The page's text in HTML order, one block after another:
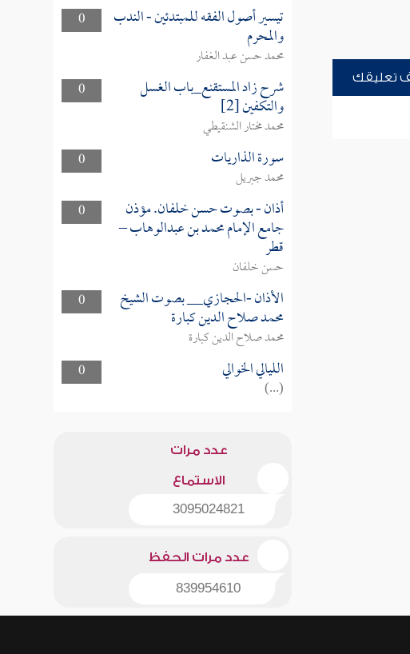
تعليقك
0
تيسير أصول الفقه للمبتدئين - الندب
والمحرم
محمد حسن عبد الغفار
0
شرح زاد المستقنع_باب الغسل
والتكفين [2]
محمد مختار الشنقيطي
0
سورة الذاريات
محمد جبريل
0
أذان - بصوت حسن خلفان. مؤذن
جامع الإمام محمد بن عبدالوهاب –
قطر
حسن خلفان
0
الأذان -الحجازي__ بصوت الشيخ
محمد صلاح الدين كبارة
محمد صلاح الدين كبارة
0
الليالي الخوالي
(...)
عدد مرات
الاستماع
3095024821
عدد مرات الحفظ
839954610